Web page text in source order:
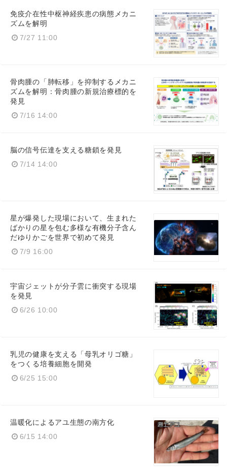
免疫介在性中枢神経疾患の病態メカニ
ズムを解明
7/27 11:00
骨肉腫の「肺転移」を抑制するメカニ
ズムを解明：骨肉腫の新規治療標的を
発見
7/16 14:00
脳の信号伝達を支える糖鎖を発見
7/14 14:00
星が爆発した現場において、生まれた
ばかりの星を包む多様な有機分子含ん
だゆりかごを世界で初めて発見
7/9 16:00
宇宙ジェットが分子雲に衝突する現場
を発見
6/26 10:00
乳児の健康を支える「母乳オリゴ糖」
をつくる培養細胞を開発
6/25 15:00
温暖化によるアユ生態の南方化
6/15 14:00